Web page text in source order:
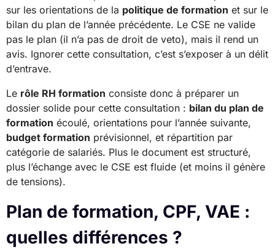
sur les orientations de la politique de formation et sur le
bilan du plan de l’année précédente. Le CSE ne valide
pas le plan (il n’a pas de droit de veto), mais il rend un
avis. Ignorer cette consultation, c’est s’exposer à un délit
d’entrave.
Le rôle RH formation consiste donc à préparer un
dossier solide pour cette consultation : bilan du plan de
formation écoulé, orientations pour l’année suivante,
budget formation prévisionnel, et répartition par
catégorie de salariés. Plus le document est structuré,
plus l’échange avec le CSE est fluide (et moins il génère
de tensions).
Plan de formation, CPF, VAE :
quelles différences ?